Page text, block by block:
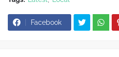
Facebook